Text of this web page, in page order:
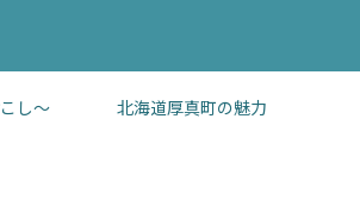
ちおこし〜 北海道厚真町の魅力